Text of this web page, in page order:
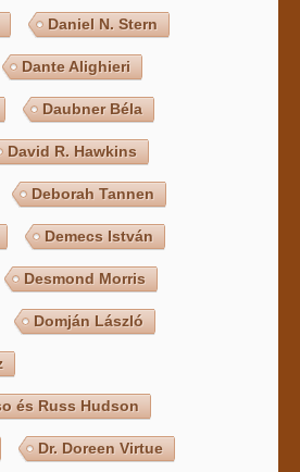
Daniel N. Stern
Dante Alighieri
Daubner Béla
David R. Hawkins
Deborah Tannen
Demecs István
Desmond Morris
Domján László
és Russ Hudson
Dr. Doreen Virtue